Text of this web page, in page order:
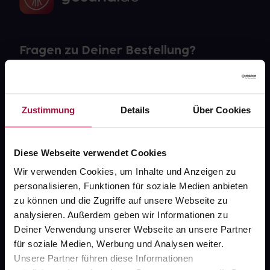
Zustimmung Details Über Cookies
Diese Webseite verwendet Cookies
Wir verwenden Cookies, um Inhalte und Anzeigen zu
personalisieren, Funktionen für soziale Medien anbieten
zu können und die Zugriffe auf unsere Webseite zu
analysieren. Außerdem geben wir Informationen zu
Deiner Verwendung unserer Webseite an unsere Partner
für soziale Medien, Werbung und Analysen weiter.
Unsere Partner führen diese Informationen
Fragen zu Deiner Bestellung?
FAQ
gesund.de
Über uns
Karriere